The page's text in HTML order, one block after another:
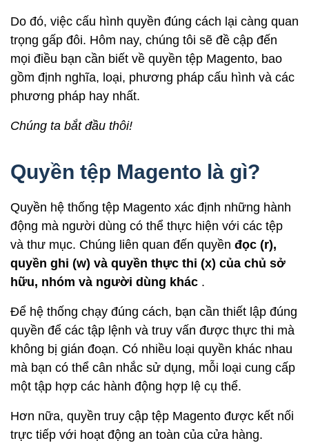
Do đó, việc cấu hình quyền đúng cách lại càng quan
trọng gấp đôi. Hôm nay, chúng tôi sẽ đề cập đến
mọi điều bạn cần biết về quyền tệp Magento, bao
gồm định nghĩa, loại, phương pháp cấu hình và các
phương pháp hay nhất.
Chúng ta bắt đầu thôi!
Quyền tệp Magento là gì?
Quyền hệ thống tệp Magento xác định những hành
động mà người dùng có thể thực hiện với các tệp
và thư mục. Chúng liên quan đến quyền đọc (r),
quyền ghi (w) và quyền thực thi (x) của chủ sở
hữu, nhóm và người dùng khác .
Để hệ thống chạy đúng cách, bạn cần thiết lập đúng
quyền để các tập lệnh và truy vấn được thực thi mà
không bị gián đoạn. Có nhiều loại quyền khác nhau
mà bạn có thể cân nhắc sử dụng, mỗi loại cung cấp
một tập hợp các hành động hợp lệ cụ thể.
Hơn nữa, quyền truy cập tệp Magento được kết nối
trực tiếp với hoạt động an toàn của cửa hàng.